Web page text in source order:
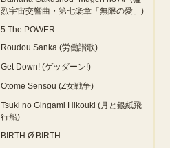
烈宇宙交響曲・第七楽章「無限の愛」)
5 The POWER
Roudou Sanka (労働讃歌)
Get Down! (ゲッダーン!)
Otome Sensou (Z女戦争)
Tsuki no Gingami Hikouki (月と銀紙飛
行船)
BIRTH Ø BIRTH